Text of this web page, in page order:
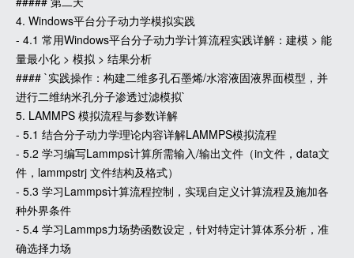
4. Windows平台分子动力学模拟实践
- 4.1 常用Windows平台分子动力学计算流程实践详解：建模 > 能
量最小化 > 模拟 > 结果分析
#### `实践操作：构建二维多孔石墨烯/水溶液固液界面模型，并
进行二维纳米孔分子渗透过滤模拟`
5. LAMMPS 模拟流程与参数详解
- 5.1 结合分子动力学理论内容详解LAMMPS模拟流程
- 5.2 学习编写Lammps计算所需输入/输出文件（in文件，data文
件，lammpstrj 文件结构及格式）
- 5.3 学习Lammps计算流程控制，实现自定义计算流程及施加各
种外界条件
- 5.4 学习Lammps力场势函数设定，针对特定计算体系分析，准
确选择力场